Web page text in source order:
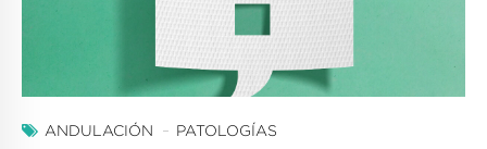
ANDULACIÓN PATOLOGÍAS